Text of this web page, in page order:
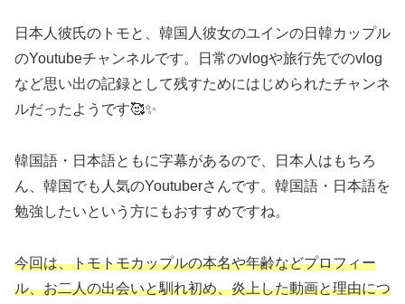
日本人彼氏のトモと、韓国人彼女のユインの日韓カップル
のYoutubeチャンネルです。日常のvlogや旅行先でのvlog
など思い出の記録として残すためにはじめられたチャンネ
ルだったようです🥰✨
韓国語・日本語ともに字幕があるので、日本人はもちろ
ん、韓国でも人気のYoutuberさんです。韓国語・日本語を
勉強したいという方にもおすすめですね。
今回は、トモトモカップルの本名や年齢などプロフィー
ル、お二人の出会いと馴れ初め、炎上した動画と理由につ